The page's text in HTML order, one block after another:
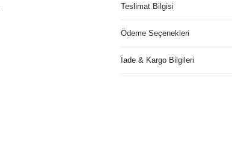
Teslimat Bilgisi
Ödeme Seçenekleri
İade & Kargo Bilgileri